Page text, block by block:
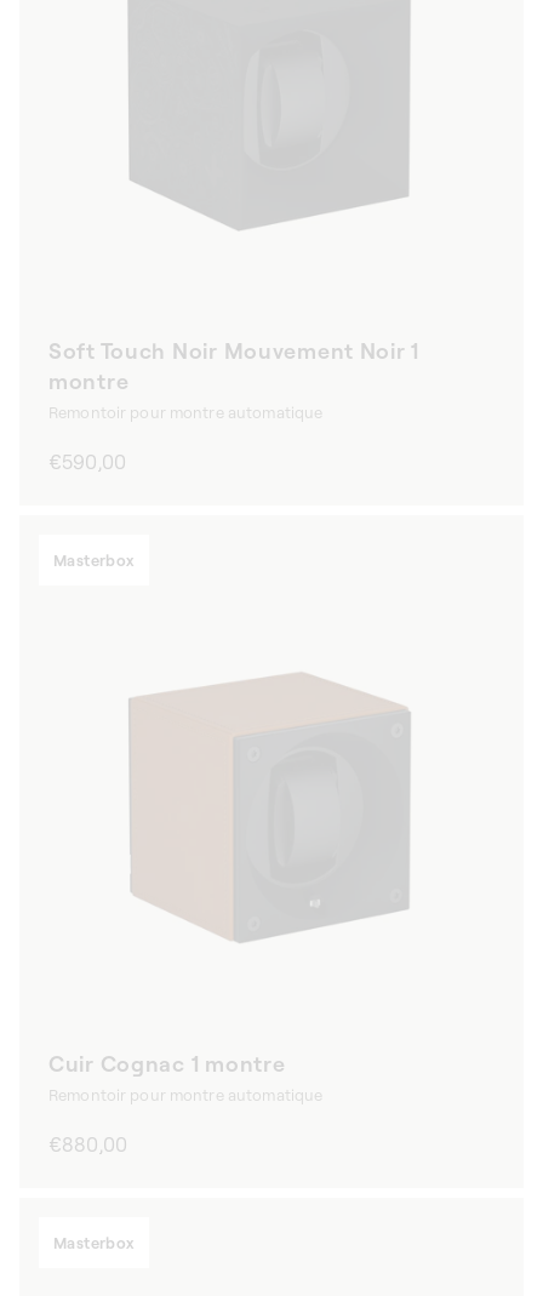
Soft Touch Noir Mouvement Noir 1
montre
Remontoir pour montre automatique
Prix
€590,00
Masterbox
Cuir Cognac 1 montre
Remontoir pour montre automatique
Prix
€880,00
Masterbox